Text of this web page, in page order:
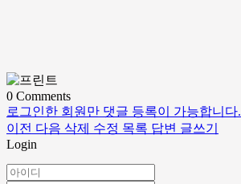
0 Comments
로그인한 회원만 댓글 등록이 가능합니다.
이전 다음 삭제 수정 목록 답변 글쓰기
Login